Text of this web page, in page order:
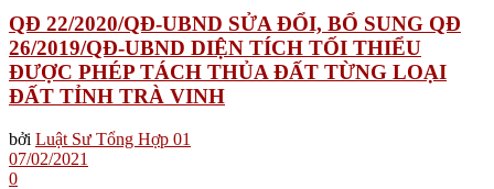
QĐ 22/2020/QĐ-UBND SỬA ĐỔI, BỔ SUNG QĐ
26/2019/QĐ-UBND DIỆN TÍCH TỐI THIỂU
ĐƯỢC PHÉP TÁCH THỦA ĐẤT TỪNG LOẠI
ĐẤT TỈNH TRÀ VINH
bởi Luật Sư Tổng Hợp 01
07/02/2021
0